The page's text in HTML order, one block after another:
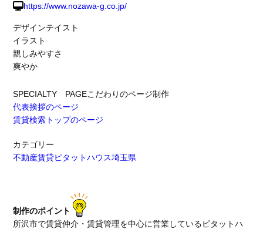
https://www.nozawa-g.co.jp/
デザインテイスト
イラスト
親しみやすさ
爽やか
SPECIALTY PAGEこだわりのページ制作
代表挨拶のページ
賃貸検索トップのページ
カテゴリー
不動産賃貸ピタットハウス埼玉県
制作のポイント
所沢市で賃貸仲介・賃貸管理を中心に営業しているピタットハ